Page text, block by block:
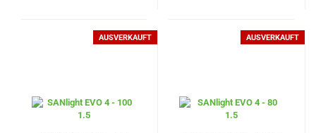
AUSVERKAUFT AUSVERKAUFT